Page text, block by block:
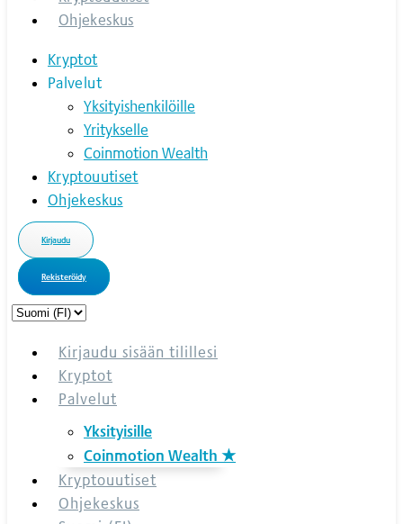
Ohjekeskus
Kryptot
Palvelut
Yksityishenkilöille
Yritykselle
Coinmotion Wealth
Kryptouutiset
Ohjekeskus
Kirjaudu
Rekisteröidy
Choose
languageKirjaudu sisään tilillesi
Kryptot
Palvelut
Yksityisille
Coinmotion Wealth ★
Kryptouutiset
Ohjekeskus